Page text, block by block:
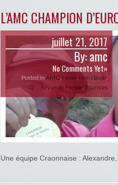
L’AMC CHAMPION
juillet 21, 2017
By:amc
No Comments Yet»
Posted in AMC, News, Non classé,
Revue de Presse,Tournois
Une équipe Craonnaise :